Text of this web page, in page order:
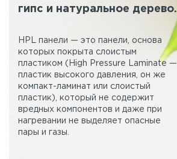
гипс и натуральное дерево.
HPL панели — это панели, основа
которых покрыта слоистым
пластиком (High Pressure Laminate —
пластик высокого давления, он же
компакт-ламинат или слоистый
пластик), который не содержит
вредных компонентов и даже при
нагревании не выделяет опасные
пары и газы.